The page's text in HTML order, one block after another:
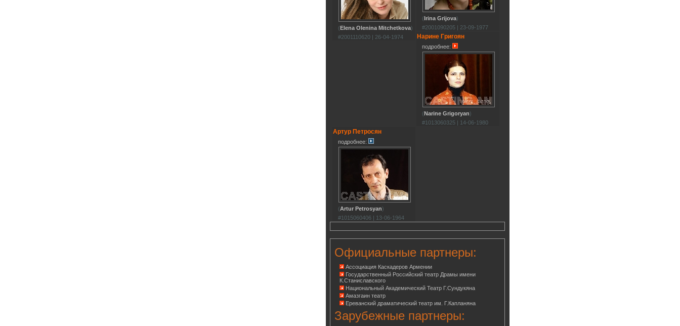
(Elena Olenina Mitchetkova)
#2001110620 | 26-04-1974
(Irina Grijova)
#2001090205 | 23-09-1977
Нарине Григоян
подробнее:
(Narine Grigoryan)
#1013060325 | 14-06-1980
Артур Петросян
подробнее:
(Artur Petrosyan)
#1015060406 | 13-06-1964
Официальные партнеры:
Ассоциация Каскадеров Армении
Государственный Российский театр Драмы имени
К.Станиславского
Национальный Академический Театр Г.Сундукяна
Амазгаин театр
Ереванский драматический театр им. Г.Капланяна
Зарубежные партнеры: